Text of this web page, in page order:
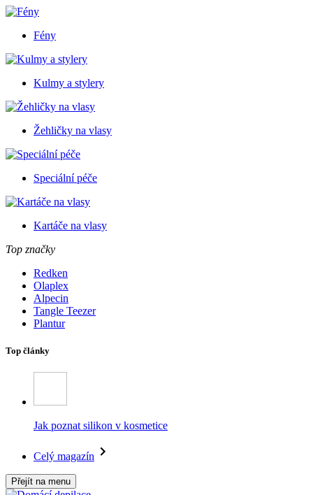
Fény
Kulmy a stylery
Žehličky na vlasy
Speciální péče
Kartáče na vlasy
Top značky
Redken
Olaplex
Alpecin
Tangle Teezer
Plantur
Top články
Jak poznat silikon v kosmetice
Celý magazín
Přejít na menu